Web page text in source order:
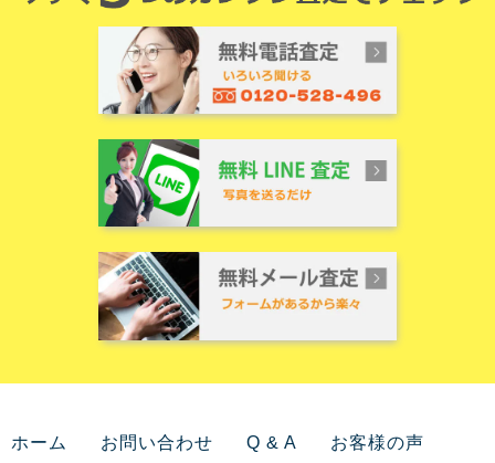
ホーム お問い合わせ Q & A お客様の声